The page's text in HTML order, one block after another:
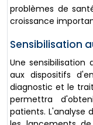
problèmes de
croissance
Sensibilisation
Une
aux dispositifs
diagnostic et le
permettra
patients. L'analyse